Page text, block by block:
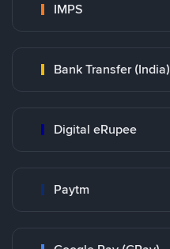
IMPS
Bank Transfer (India)
Digital eRupee
Paytm